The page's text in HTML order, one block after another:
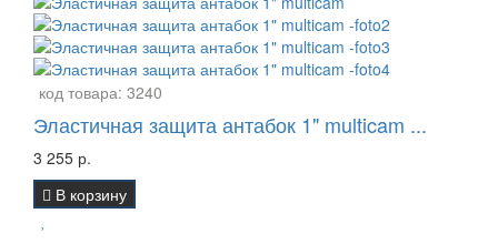
код товара: 3240
Эластичная защита антабок 1" multicam ...
3 255 р.
В корзину